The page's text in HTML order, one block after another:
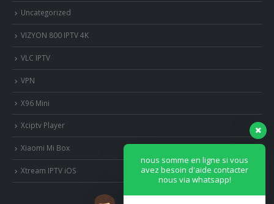
Uncategorized
VIZYON 800 IPTV 4K
VLC IPTV
VPN
X96 Mini
Xciptv Player
Xiaomi Mi Box
Xtream IPTV iOS
nous somme en ligne si vous
avez besoin d'aide contacter
nous via whatsapp!